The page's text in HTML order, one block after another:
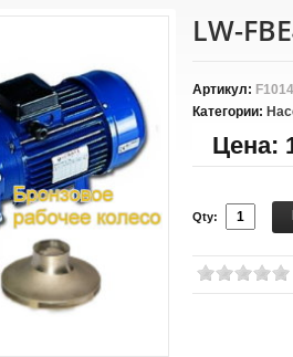
LW-
Артикул:
Категории:
Цена:
Qty: